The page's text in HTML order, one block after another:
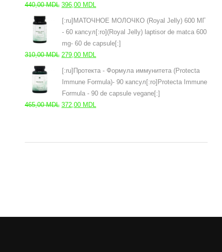
440,00MDL Первоначальная
396,00 MDL
[:ru]МАТОЧНОЕ МОЛОЧКО (Royal Jelly) 600 МГ
- 60 капсул[:ro](Royal Jelly) laptisor de matca 600
mg- 60 de capsule[:]
310,00MDL Первоначальная
279,00 MDL
[:ru]Протекта - Формула иммунитета (Protecta
Immune Formula)- 90 капсул[:ro]Protecta Immune
Formula - 90 de capsule vegane[:]
465,00MDL Первоначальная
372,00 MDL